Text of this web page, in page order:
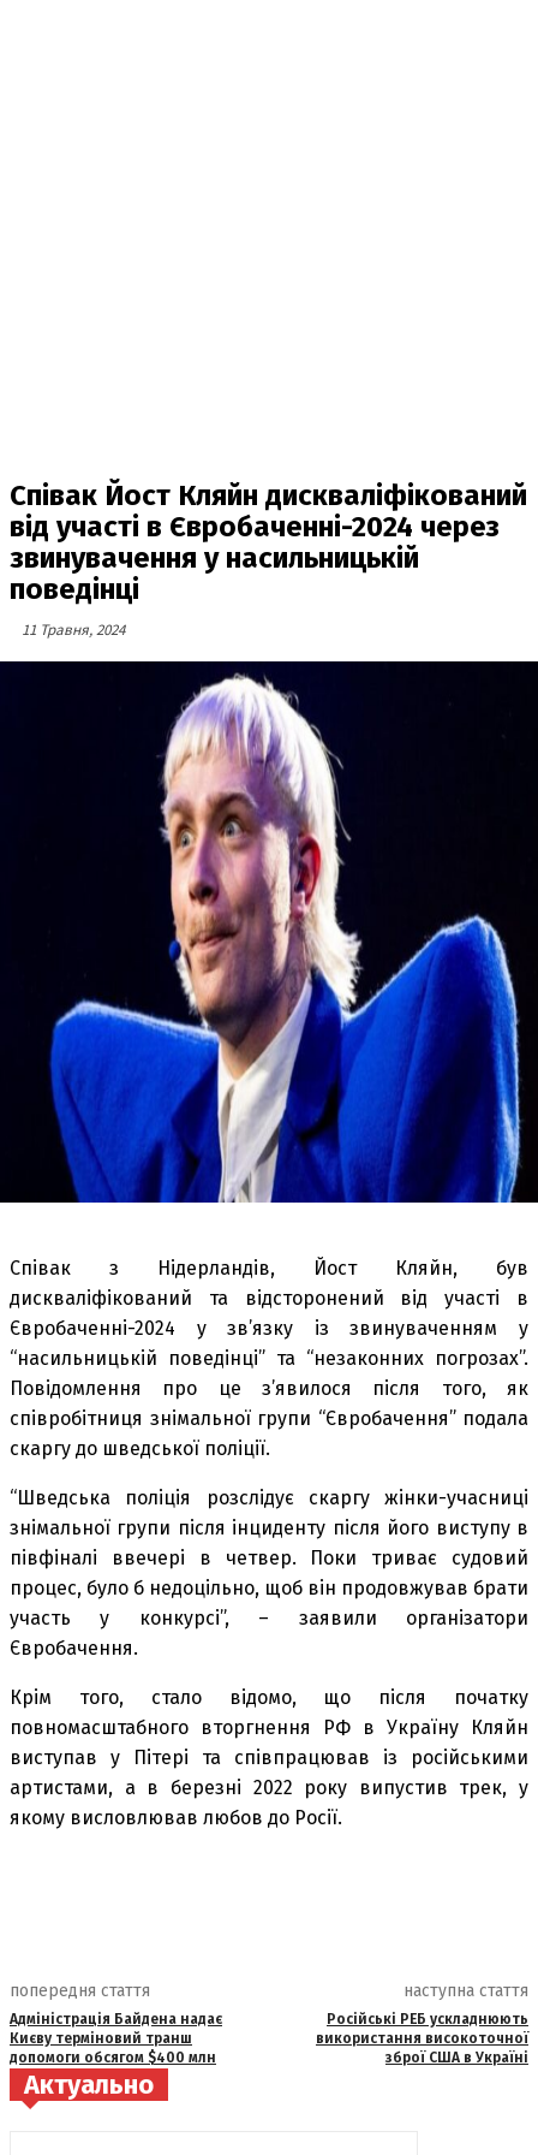
Співак Йост Кляйн дискваліфікований
від участі в Євробаченні-2024 через
звинувачення у насильницькій
поведінці
11 Травня, 2024
Співак з Нідерландів, Йост Кляйн, був
дискваліфікований та відсторонений від участі в
Євробаченні-2024 у зв’язку із звинуваченням у
“насильницькій поведінці” та “незаконних погрозах”.
Повідомлення про це з’явилося після того, як
співробітниця знімальної групи “Євробачення” подала
скаргу до шведської поліції.
“Шведська поліція розслідує скаргу жінки-учасниці
знімальної групи після інциденту після його виступу в
півфіналі ввечері в четвер. Поки триває судовий
процес, було б недоцільно, щоб він продовжував брати
участь у конкурсі”, – заявили організатори
Євробачення.
Крім того, стало відомо, що після початку
повномасштабного вторгнення РФ в Україну Кляйн
виступав у Пітері та співпрацював із російськими
артистами, а в березні 2022 року випустив трек, у
якому висловлював любов до Росії.
попередня стаття
Адміністрація Байдена надає
Києву терміновий транш
допомоги обсягом $400 млн
наступна стаття
Російські РЕБ ускладнюють
використання високоточної
зброї США в Україні
Актуально